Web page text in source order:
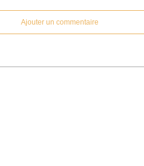
Ajouter un commentaire